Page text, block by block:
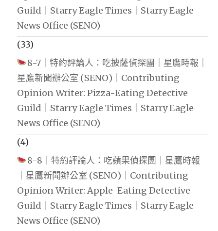
Guild｜Starry Eagle Times｜Starry Eagle
News Office (SENO)
(33)
8-7｜特約評論人：吃披薩偵探團｜星鷹時報｜
星鷹新聞辦公室 (SENO)｜Contributing
Opinion Writer: Pizza-Eating Detective
Guild｜Starry Eagle Times｜Starry Eagle
News Office (SENO)
(4)
8-8｜特約評論人：吃蘋果偵探團｜星鷹時報
｜星鷹新聞辦公室 (SENO)｜Contributing
Opinion Writer: Apple-Eating Detective
Guild｜Starry Eagle Times｜Starry Eagle
News Office (SENO)